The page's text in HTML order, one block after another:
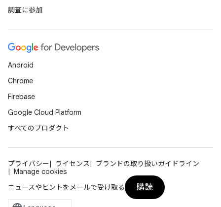
調査に参加
Android
Chrome
Firebase
Google Cloud Platform
すべてのプロダクト
プライバシー ライセンス
ブランドの取り扱いガイドライン
Manage cookies
ニュースやヒントをメールで受け取る
購読